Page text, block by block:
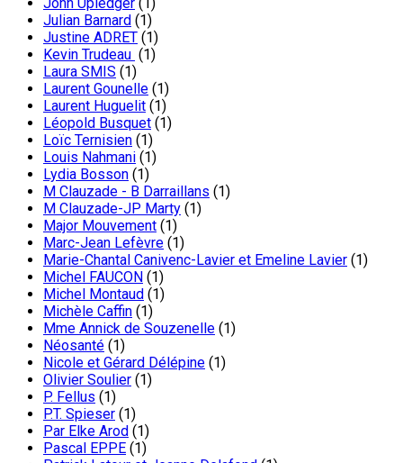
John Upledger (1)
Julian Barnard (1)
Justine ADRET (1)
Kevin Trudeau (1)
Laura SMIS (1)
Laurent Gounelle (1)
Laurent Huguelit (1)
Léopold Busquet (1)
Loïc Ternisien (1)
Louis Nahmani (1)
Lydia Bosson (1)
M Clauzade - B Darraillans (1)
M Clauzade-JP Marty (1)
Major Mouvement (1)
Marc-Jean Lefèvre (1)
Marie-Chantal Canivenc-Lavier et Emeline Lavier (1)
Michel FAUCON (1)
Michel Montaud (1)
Michèle Caffin (1)
Mme Annick de Souzenelle (1)
Néosanté (1)
Nicole et Gérard Délépine (1)
Olivier Soulier (1)
P. Fellus (1)
P.T. Spieser (1)
Par Elke Arod (1)
Pascal EPPE (1)